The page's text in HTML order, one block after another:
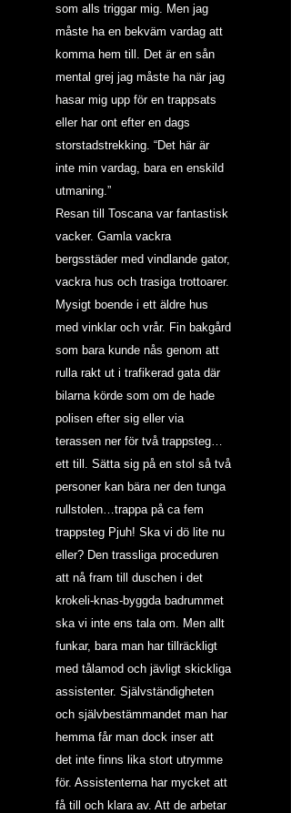
som alls triggar mig. Men jag
måste ha en bekväm vardag att
komma hem till. Det är en sån
mental grej jag måste ha när jag
hasar mig upp för en trappsats
eller har ont efter en dags
storstadstrekking. “Det här är
inte min vardag, bara en enskild
utmaning.”
Resan till Toscana var fantastisk
vacker. Gamla vackra
bergsstäder med vindlande gator,
vackra hus och trasiga trottoarer.
Mysigt boende i ett äldre hus
med vinklar och vrår. Fin bakgård
som bara kunde nås genom att
rulla rakt ut i trafikerad gata där
bilarna körde som om de hade
polisen efter sig eller via
terassen ner för två trappsteg…
ett till. Sätta sig på en stol så två
personer kan bära ner den tunga
rullstolen…trappa på ca fem
trappsteg Pjuh! Ska vi dö lite nu
eller? Den trassliga proceduren
att nå fram till duschen i det
krokeli-knas-byggda badrummet
ska vi inte ens tala om. Men allt
funkar, bara man har tillräckligt
med tålamod och jävligt skickliga
assistenter. Självständigheten
och självbestämmandet man har
hemma får man dock inser att
det inte finns lika stort utrymme
för. Assistenterna har mycket att
få till och klara av. Att de arbetar